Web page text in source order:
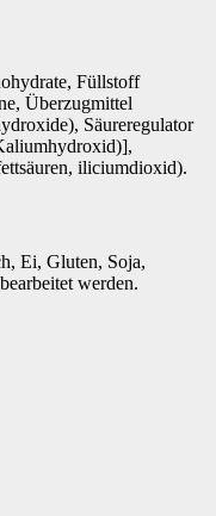
Füllstoff
Überzugmittel
Säureregulator
iliciumdioxid).
Ei, Gluten, Soja,
werden.